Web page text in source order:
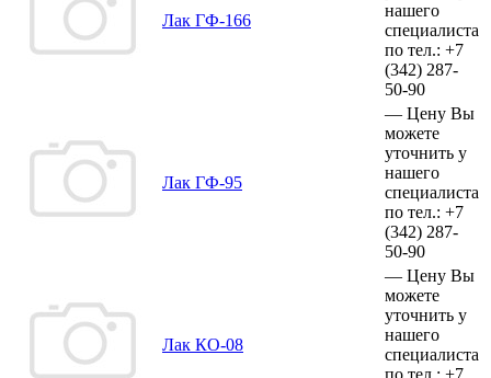
Лак ГФ-166
нашего
специалиста
по тел.: +7
(342) 287-
50-90
Лак ГФ-95
— Цену Вы
можете
уточнить у
нашего
специалиста
по тел.: +7
(342) 287-
50-90
Лак КО-08
— Цену Вы
можете
уточнить у
нашего
специалиста
по тел.: +7